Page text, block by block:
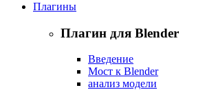
Плагины
Плагин для Blender
Введение
Мост к Blender
анализ модели